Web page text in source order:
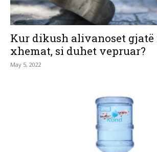
Kur dikush alivanoset gjatë
xhemat, si duhet vepruar?
May 5, 2022